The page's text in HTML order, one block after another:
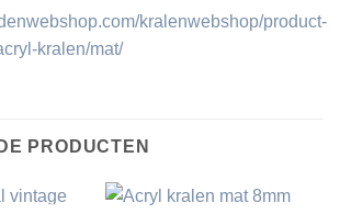
kralenwebshop/product-
kralen/mat/
PRODUCTEN